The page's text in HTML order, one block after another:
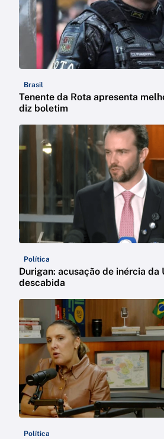
Brasil
Tenente da Rota apresenta
diz boletim
Política
Durigan: acusação de inércia da
descabida
Política